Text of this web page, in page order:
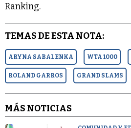
Ranking.
TEMAS DE ESTA NOTA:
ARYNA SABALENKA WTA 1000
ROLAND GARROS GRAND SLAMS
MÁS NOTICIAS